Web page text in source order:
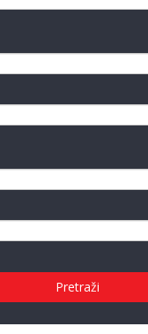
Pretraži